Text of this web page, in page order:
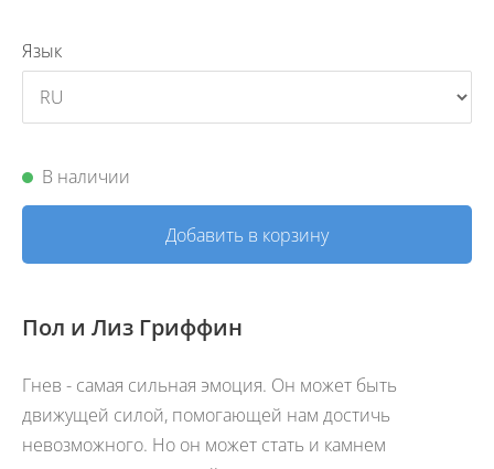
Язык
В наличии
Добавить в корзину
Пол и Лиз Гриффин
Гнев - самая сильная эмоция. Он может быть
движущей силой, помогающей нам достичь
невозможного. Но он может стать и камнем